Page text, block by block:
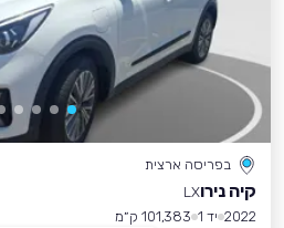
בפריסה ארצית
קיה נירוLX
2022 יד 1
101,383 ק״מ